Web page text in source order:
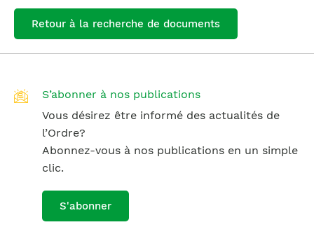
Retour à la recherche de documents
S’abonner à nos publications
Vous désirez être informé des actualités de
l’Ordre?
Abonnez-vous à nos publications en un simple
clic.
S'abonner